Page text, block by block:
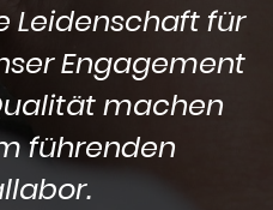
Leidenschaft für
Engagement
machen
führenden